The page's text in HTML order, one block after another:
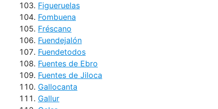
Figueruelas
Fombuena
Fréscano
Fuendejalón
Fuendetodos
Fuentes de Ebro
Fuentes de Jiloca
Gallocanta
Gallur